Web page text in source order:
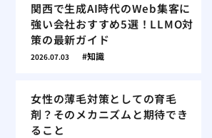
関西で生成AI時代のWeb集客に
強い会社おすすめ5選！LLMO対
策の最新ガイド
2026.07.03 知識
女性の薄毛対策としての育毛
剤？そのメカニズムと期待でき
ること